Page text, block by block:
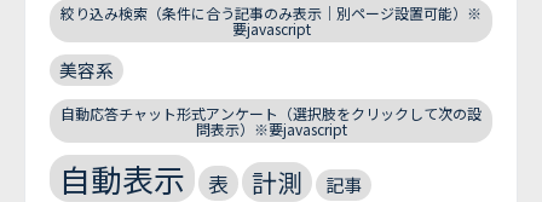
絞り込み検索（条件に合う記事のみ表示｜別ページ設置可能）※
要javascript
美容系
自動応答チャット形式アンケート（選択肢をクリックして次の設
問表示）※要javascript
自動表示 表 計測 記事